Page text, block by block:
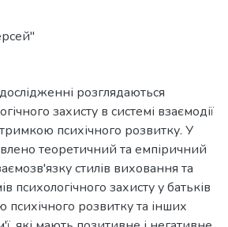
розглядаються
захисту в системі взаємодії
психічного розвитку. У
теоретичний та емпіричний
стилів виховання та
психологічного захисту у батьків
психічного розвитку та інших